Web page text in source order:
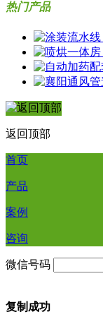
热门产品
返回顶部
首页
产品
案例
咨询
微信号码
复制成功